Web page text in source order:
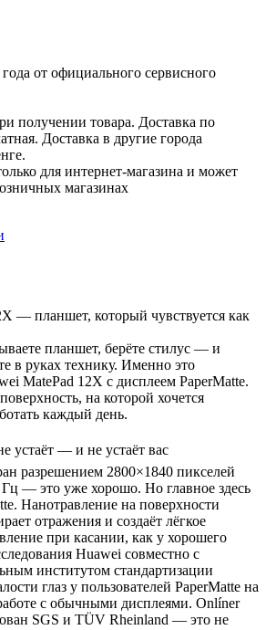
от официального сервисного
получении товара. Доставка по
Доставка в другие города
для интернет-магазина и может
магазинах
— планшет, который чувствуется как
планшет, берёте стилус — и
в руках технику. Именно это
MatePad 12X с дисплеем PaperMatte.
на которой хочется
каждый день.
устаёт — и не устаёт вас
разрешением 2800×1840 пикселей
— это уже хорошо. Но главное здесь
Нанотравление на поверхности
отражения и создаёт лёгкое
при касании, как у хорошего
Huawei совместно с
институтом стандартизации
глаз у пользователей PaperMatte на
с обычными дисплеями. Onlíner
SGS и TÜV Rheinland — это не